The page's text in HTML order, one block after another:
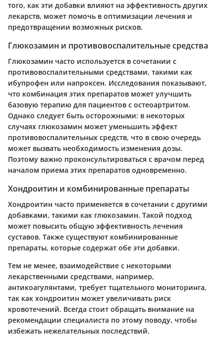
того, как эти добавки влияют на эффективность других
лекарств, может помочь в оптимизации лечения и
предотвращении возможных рисков.
Глюкозамин и противовоспалительные средства
Глюкозамин часто используется в сочетании с
противовоспалительными средствами, такими как
ибупрофен или напроксен. Исследования показывают,
что комбинация этих препаратов может улучшить
базовую терапию для пациентов с остеоартритом.
Однако следует быть осторожными: в некоторых
случаях глюкозамин может уменьшить эффект
противовоспалительных средств, что в свою очередь
может вызвать необходимость изменения дозы.
Поэтому важно проконсультироваться с врачом перед
началом приема этих препаратов одновременно.
Хондроитин и комбинированные препараты
Хондроитин часто применяется в сочетании с другими
добавками, такими как глюкозамин. Такой подход
может повысить общую эффективность лечения
суставов. Также существуют комбинированные
препараты, которые содержат обе эти добавки.
Тем не менее, взаимодействие с некоторыми
лекарственными средствами, например,
антикоагулянтами, требует тщательного мониторинга,
так как хондроитин может увеличивать риск
кровотечений. Всегда стоит обращать внимание на
рекомендации специалиста по этому поводу, чтобы
избежать нежелательных последствий.